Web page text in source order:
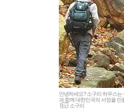
안녕하세요? 소구리 하우스는
과 함께 대한민국의 서정을 만
소구리